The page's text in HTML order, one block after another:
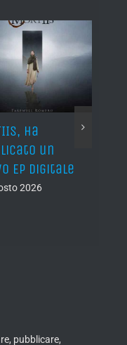
ha
un
EP digitale
2026
pubblicare,